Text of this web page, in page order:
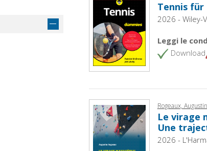
Tennis für
2026 - Wiley-
Leggi le
Download
Rogeaux, Augustin
Le virage
Une
2026 -